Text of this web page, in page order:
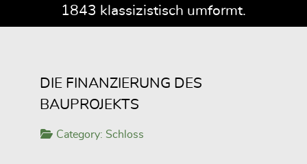
1843 klassizistisch umformt.
DIE FINANZIERUNG DES
BAUPROJEKTS
Category: Schloss